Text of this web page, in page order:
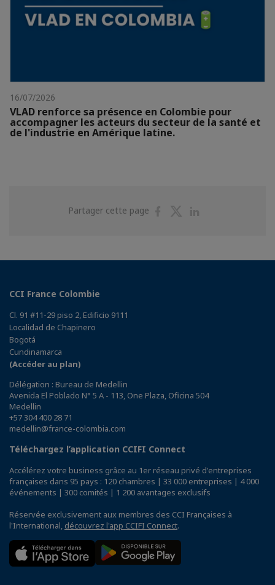
16/07/2026
VLAD renforce sa présence en Colombie pour
accompagner les acteurs du secteur de la santé et
de l'industrie en Amérique latine.
Partager cette page
PartagerPartager
CCI France Colombie
Cl. 91 #11-29 piso 2, Edificio 9111
Localidad de Chapinero
Bogotá
Cundinamarca
(Accéder au plan)
Délégation : Bureau de Medellin
Avenida El Poblado N° 5 A - 113, One Plaza, Oficina 504
Medellin
+57 304 400 28 71
medellin@france-colombia.com
Téléchargez l’application CCIFI Connect
Accélérez votre business grâce au 1er réseau privé d'entreprises
françaises dans 95 pays : 120 chambres | 33 000 entreprises | 4 000
événements | 300 comités | 1 200 avantages exclusifs
Réservée exclusivement aux membres des CCI Françaises à
l'International, découvrez l'app CCIFI Connect.